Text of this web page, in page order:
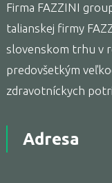
Firma FAZZINI
talianskej firmy
slovenskom trhu v
predovšetkým
zdravotníckych
Adresa